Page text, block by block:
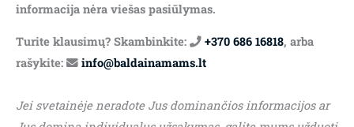
informacija nėra viešas pasiūlymas.
Turite klausimų? Skambinkite: +370 686 16818, arba
rašykite:
info@baldainamams.lt
Jei svetainėje neradote Jus dominančios informacijos ar